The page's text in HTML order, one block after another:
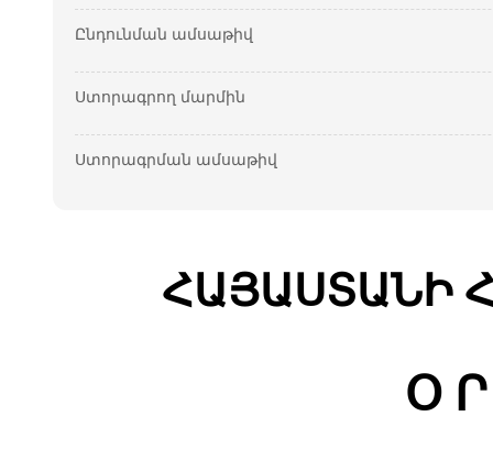
Ընդունման ամսաթիվ
Ստորագրող մարմին
Ստորագրման ամսաթիվ
ՀԱՅԱՍՏԱՆԻ
Օ